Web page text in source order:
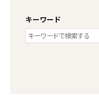
キーワード